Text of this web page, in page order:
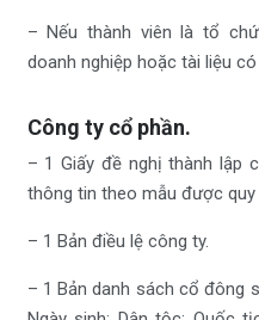
– Nếu thành viên là tổ
doanh nghiệp hoặc tài liệu
Công ty cổ phần.
– 1 Giấy đề nghị thành lập
thông tin theo mẫu được quy
– 1 Bản điều lệ công ty.
– 1 Bản danh sách cổ đông